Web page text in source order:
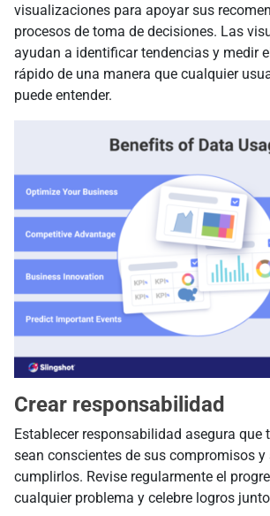
visualizaciones para apoyar sus
procesos de toma de decisiones. Las
ayudan a identificar tendencias y medir
rápido de una manera que cualquier
puede entender.
Crear responsabilidad
Establecer responsabilidad asegura que
sean conscientes de sus compromisos y
cumplirlos. Revise regularmente el
cualquier problema y celebre logros